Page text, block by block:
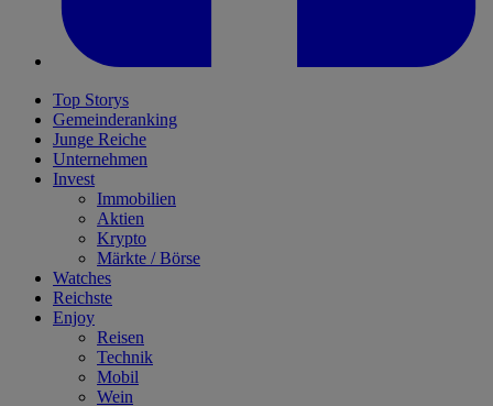
Top Storys
Gemeinderanking
Junge Reiche
Unternehmen
Invest
Immobilien
Aktien
Krypto
Märkte / Börse
Watches
Reichste
Enjoy
Reisen
Technik
Mobil
Wein